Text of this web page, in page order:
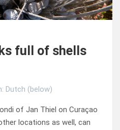
full of shells
Dutch (below)
of Jan Thiel on Curaçao
locations as well, can